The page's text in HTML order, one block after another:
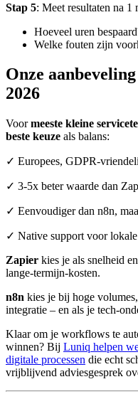
Stap 5: Meet resultaten na 1
Hoeveel uren
Welke fouten zijn
Onze
2026
Voormeeste kleine
beste keuze als balans:
✓ Europees, GDPR-
✓ 3-5x beter waarde dan
✓ Eenvoudiger dan n8n,
✓ Native support voor lokale
Zapier kies je als snelheid
lange-termijn-kosten.
n8n kies je bij hoge
integratie – en als je tech-
Klaar om je workflows te
winnen? Bij Luniq helpen
digitale processen die echt
vrijblijvend adviesgesprek